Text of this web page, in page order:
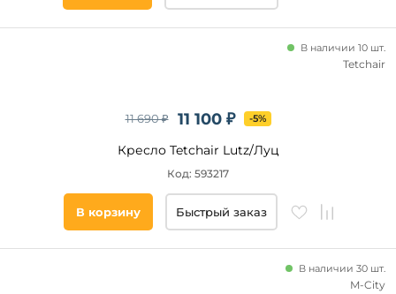
11 100 ₽
11 690 ₽ -5%
Кресло Tetchair Lutz/Луц
В наличии 10 шт.
Код: 593217
Tetchair
В корзину Быстрый заказ
В наличии 30 шт.
M-City